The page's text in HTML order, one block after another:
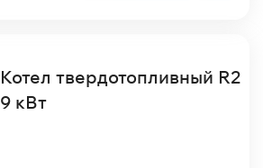
Котел твердотопливный R2
9 кВт